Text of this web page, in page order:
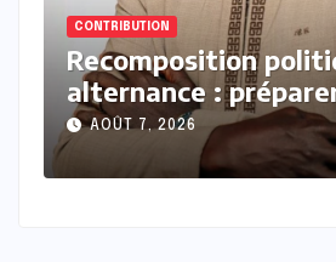
CONTRIBUTION
Notes de lecture
Oumar Demba Ba,
façonnent le
et Diplomatie :
des mots et une
AOÛT 7, 2026